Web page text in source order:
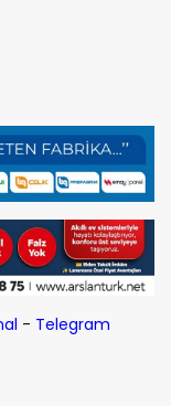
- Telegram